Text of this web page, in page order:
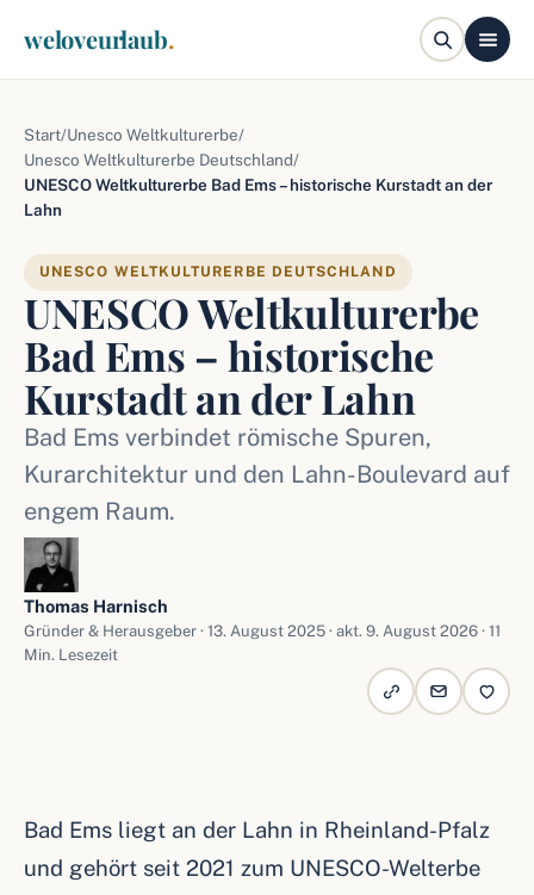
weloveurlaub.
Start/Unesco Weltkulturerbe/
Unesco Weltkulturerbe Deutschland/
UNESCO Weltkulturerbe Bad Ems – historische Kurstadt an der
Lahn
UNESCO WELTKULTURERBE DEUTSCHLAND
UNESCO Weltkulturerbe
Bad Ems – historische
Kurstadt an der Lahn
Bad Ems verbindet römische Spuren,
Kurarchitektur und den Lahn-Boulevard auf
engem Raum.
Thomas Harnisch
Gründer & Herausgeber · 13. August 2025 · akt. 9. August 2026 · 11
Min. Lesezeit
Bad Ems liegt an der Lahn in Rheinland-Pfalz
und gehört seit 2021 zum UNESCO-Welterbe